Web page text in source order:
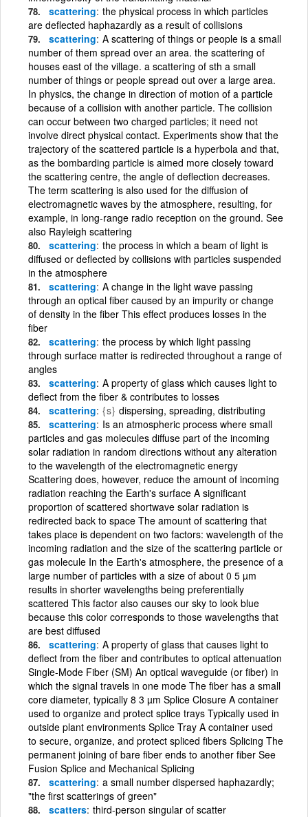
scattering the physical process in which particles
are deflected haphazardly as a result of collisions
scattering A scattering of things or people is a small
number of them spread over an area. the scattering of
houses east of the village. a scattering of sth a small
number of things or people spread out over a large area.
In physics, the change in direction of motion of a particle
because of a collision with another particle. The collision
can occur between two charged particles; it need not
involve direct physical contact. Experiments show that the
trajectory of the scattered particle is a hyperbola and that,
as the bombarding particle is aimed more closely toward
the scattering centre, the angle of deflection decreases.
The term scattering is also used for the diffusion of
electromagnetic waves by the atmosphere, resulting, for
example, in long-range radio reception on the ground. See
also Rayleigh scattering
scattering the process in which a beam of light is
diffused or deflected by collisions with particles suspended
in the atmosphere
scattering A change in the light wave passing
through an optical fiber caused by an impurity or change
of density in the fiber This effect produces losses in the
fiber
scattering the process by which light passing
through surface matter is redirected throughout a range of
angles
scattering A property of glass which causes light to
deflect from the fiber & contributes to losses
scattering {s} dispersing, spreading, distributing
scattering Is an atmospheric process where small
particles and gas molecules diffuse part of the incoming
solar radiation in random directions without any alteration
to the wavelength of the electromagnetic energy
Scattering does, however, reduce the amount of incoming
radiation reaching the Earth's surface A significant
proportion of scattered shortwave solar radiation is
redirected back to space The amount of scattering that
takes place is dependent on two factors: wavelength of the
incoming radiation and the size of the scattering particle or
gas molecule In the Earth's atmosphere, the presence of a
large number of particles with a size of about 0 5 µm
results in shorter wavelengths being preferentially
scattered This factor also causes our sky to look blue
because this color corresponds to those wavelengths that
are best diffused
scattering A property of glass that causes light to
deflect from the fiber and contributes to optical attenuation
Single-Mode Fiber (SM) An optical waveguide (or fiber) in
which the signal travels in one mode The fiber has a small
core diameter, typically 8 3 µm Splice Closure A container
used to organize and protect splice trays Typically used in
outside plant environments Splice Tray A container used
to secure, organize, and protect spliced fibers Splicing The
permanent joining of bare fiber ends to another fiber See
Fusion Splice and Mechanical Splicing
scattering a small number dispersed haphazardly;
"the first scatterings of green"
scatters third-person singular of scatter